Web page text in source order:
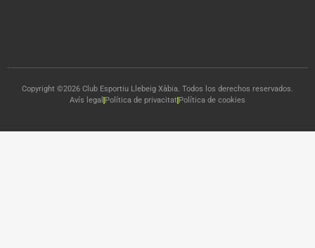
Copyright ©2026 Club Esportiu Llebeig Xàbia. Todos los derechos reservados.
Avís legal Política de privacitat Política de cookies